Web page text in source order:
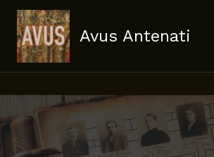
content
Avus Antenati